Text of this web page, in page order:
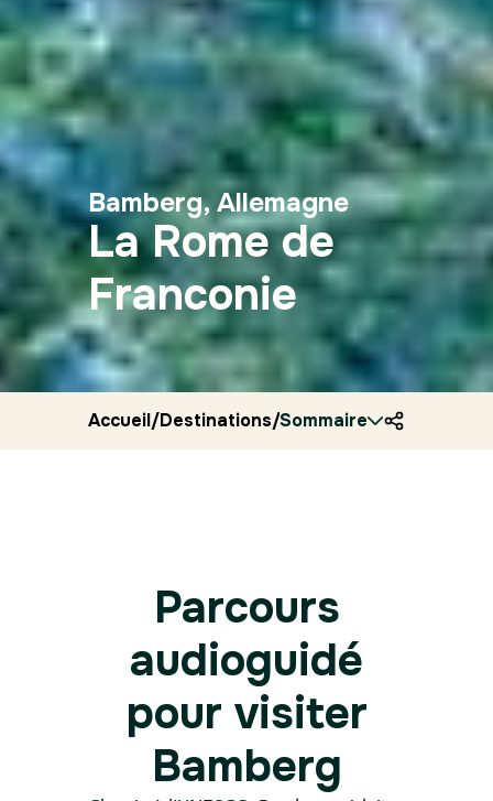
Bamberg, Allemagne
La Rome de
Franconie
Accueil/Destinations/Allemagne/Ryocity
Sommaire
Parcours
audioguidé
pour visiter
Bamberg